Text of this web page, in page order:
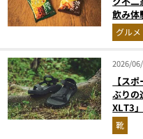
飲み体
グルメ
2026/
【ス
ぶりの
XLT3
解説！
靴